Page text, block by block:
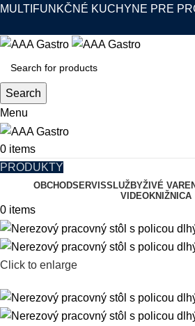
MULTIFUNKČNÉ KUCHYNE PRE
Search
Menu
0 items
PRODUKTY
OBCHODSERVISSLUŽBYŽIVÉ
VIDEOKNIŽNICA
0 items
Click to enlarge